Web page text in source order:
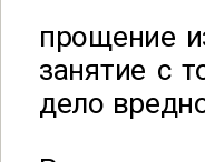
прощение
занятие с
дело